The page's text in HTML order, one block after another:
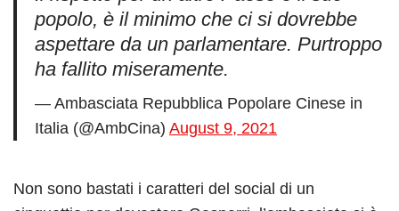
popolo, è il minimo che ci si dovrebbe
aspettare da un parlamentare. Purtroppo
ha fallito miseramente.
— Ambasciata Repubblica Popolare Cinese in
Italia (@AmbCina) August 9, 2021
Non sono bastati i caratteri del social di un